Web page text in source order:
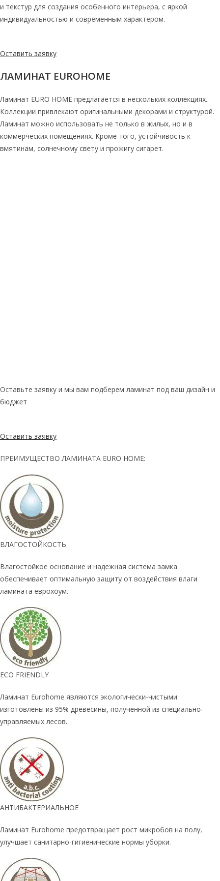
и текстур для создания особенного интерьера, с яркой
индивидуальностью и современным характером.
Оставить заявку
ЛАМИНАТ EUROHOME
Ламинат EURO HOME предлагается в нескольких коллекциях.
Коллекции привлекают оригинальными декорами и структурой.
Ламинат можно использовать не только в жилых, но и в
коммерческих помещениях. Кроме того, устойчивость к
вмятинам, солнечному свету и прожигу сигарет.
Оставьте заявку и мы вам подберем ламинат под ваш дизайн и
бюджет
Оставить заявку
ПРЕИМУЩЕСТВО ЛАМИНАТА EURO HOME:
ВЛАГОСТОЙКОСТЬ
Влагостойкое основание и надежная система замка
обеспечивает оптимальную защиту от воздействия влаги
ламината еврохоум.
ECO FRIENDLY
Ламинат Eurohome являются экологически-чистыми
изготовлены из 95% древесины, полученной из специально-
управляемых лесов.
АНТИБАКТЕРИАЛЬНОЕ
Ламинат Eurohome предотвращает рост микробов на полу,
улучшает санитарно-гигиенические нормы уборки.